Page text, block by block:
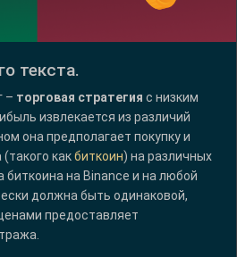
текста.
– торговая стратегия с низким
извлекается из различий
она предполагает покупку и
какбиткоин) на различных
биткоина на Binance и на любой
должна быть одинаковой,
предоставляет